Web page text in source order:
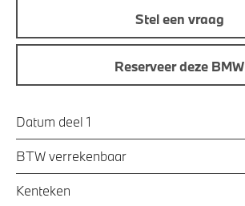
Stel een vraag
Reserveer deze BMW
Datum deel 1
BTW verrekenbaar
Kenteken